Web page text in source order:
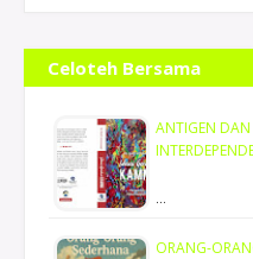
Celoteh Bersama
ANTIGEN DAN
…
ORANG-